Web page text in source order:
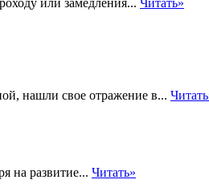
или замедления... Читать»
нашли свое отражение в...
на развитие... Читать»